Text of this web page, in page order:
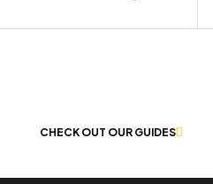
CHECK OUT OUR GUIDES